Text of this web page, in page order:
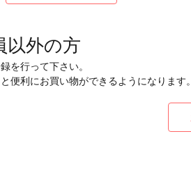
以外の方
を行って下さい。
便利にお買い物ができるようになります。